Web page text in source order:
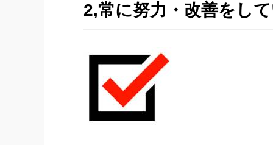
2,常に努力・改善をし